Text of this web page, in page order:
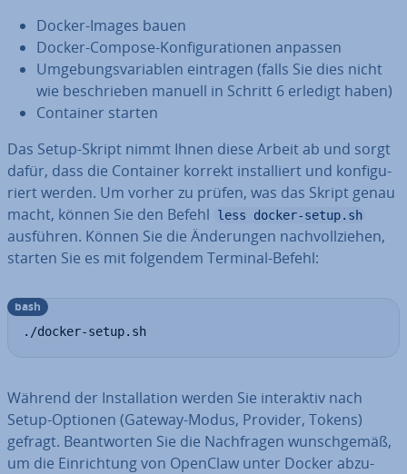
Docker-Images bauen
Docker-Compose-Kon­fi­gu­ra­tio­nen anpassen
Um­ge­bungs­va­ria­blen eintragen (falls Sie dies nicht
wie be­schrie­ben manuell in Schritt 6 erledigt haben)
Container starten
Das Setup-Skript nimmt Ihnen diese Arbeit ab und sorgt
dafür, dass die Container korrekt in­stal­liert und kon­fi­gu­
riert werden. Um vorher zu prüfen, was das Skript genau
macht, können Sie den Befehl
less docker-setup.sh
ausführen. Können Sie die Än­de­run­gen nach­voll­zie­hen,
starten Sie es mit folgendem Terminal-Befehl:
./docker-setup.sh
bash
Während der In­stal­la­ti­on werden Sie in­ter­ak­tiv nach
Setup-Optionen (Gateway-Modus, Provider, Tokens)
gefragt. Be­ant­wor­ten Sie die Nach­fra­gen wunsch­ge­mäß,
um die Ein­rich­tung von OpenClaw unter Docker ab­zu­